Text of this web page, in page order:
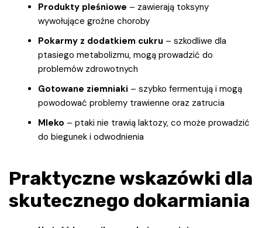
Produkty pleśniowe – zawierają toksyny
wywołujące groźne choroby
Pokarmy z dodatkiem cukru – szkodliwe dla
ptasiego metabolizmu, mogą prowadzić do
problemów zdrowotnych
Gotowane ziemniaki – szybko fermentują i mogą
powodować problemy trawienne oraz zatrucia
Mleko – ptaki nie trawią laktozy, co może prowadzić
do biegunek i odwodnienia
Praktyczne wskazówki dla
skutecznego dokarmiania